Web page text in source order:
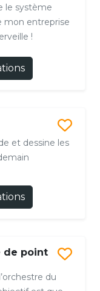
le système
mon entreprise
!
et dessine les
de point
du